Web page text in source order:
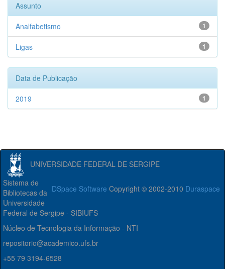
Assunto
1
Analfabetismo
1
Ligas
Data de Publicação
1
2019
UNIVERSIDADE FEDERAL DE SERGIPE
DSpace Software Copyright © 2002-2010 Duraspace
Sistema de
Bibliotecas da
Universidade
Federal de Sergipe - SIBIUFS
Núcleo de Tecnologia da Informação - NTI
repositorio@academico.ufs.br
+55 79 3194-6528